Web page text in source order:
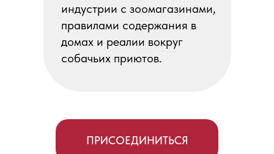
ПРИСОЕДИНИТЬСЯ
индустрии с зоомагазинами,
правилами содержания в
домах и реалии вокруг
собачьих приютов.